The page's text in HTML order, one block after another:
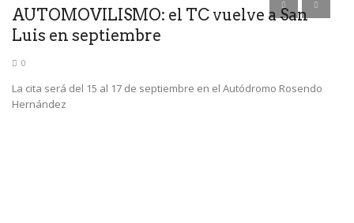
AUTOMOVILISMO: el TC vuelve a San
Luis en septiembre
0
La cita será del 15 al 17 de septiembre en el Autódromo Rosendo
Hernández